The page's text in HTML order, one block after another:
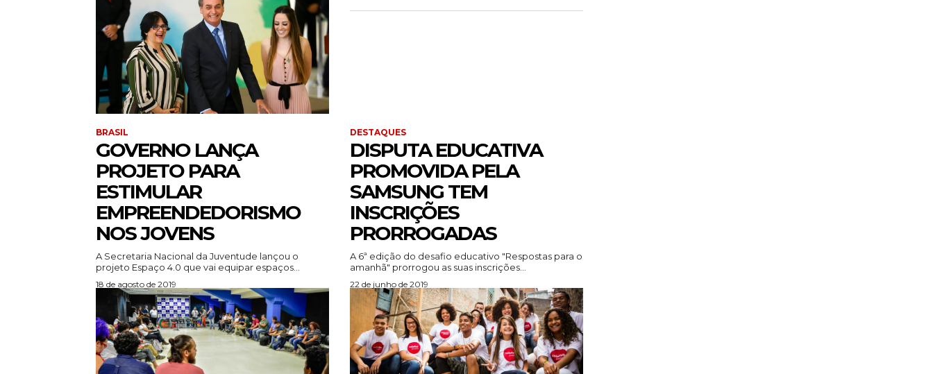
BRASIL
GOVERNO LANÇA
PROJETO PARA
ESTIMULAR
EMPREENDEDORISMO
NOS JOVENS
A Secretaria Nacional da Juventude lançou o
projeto Espaço 4.0 que vai equipar espaços...
18 de agosto de 2019
DESTAQUES
DISPUTA EDUCATIVA
PROMOVIDA PELA
SAMSUNG TEM
INSCRIÇÕES
PRORROGADAS
A 6ª edição do desafio educativo "Respostas para o
amanhã" prorrogou as suas inscrições...
22 de junho de 2019